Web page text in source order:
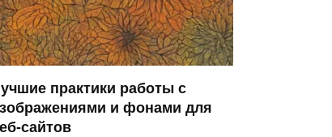
практики работы с
и фонами для
сайтов